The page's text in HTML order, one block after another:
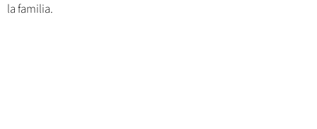
la familia.